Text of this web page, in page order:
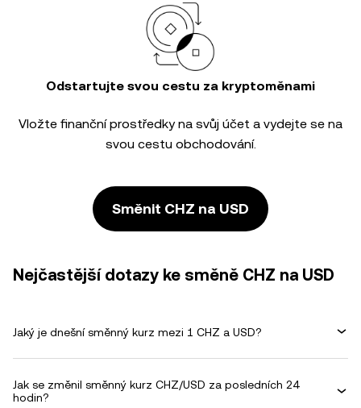
Odstartujte svou cestu za kryptoměnami
Vložte finanční prostředky na svůj účet a vydejte se na
svou cestu obchodování.
Směnit CHZ na USD
Nejčastější dotazy ke směně CHZ na USD
Jaký je dnešní směnný kurz mezi 1 CHZ a USD?
Jak se změnil směnný kurz CHZ/USD za posledních 24
hodin?